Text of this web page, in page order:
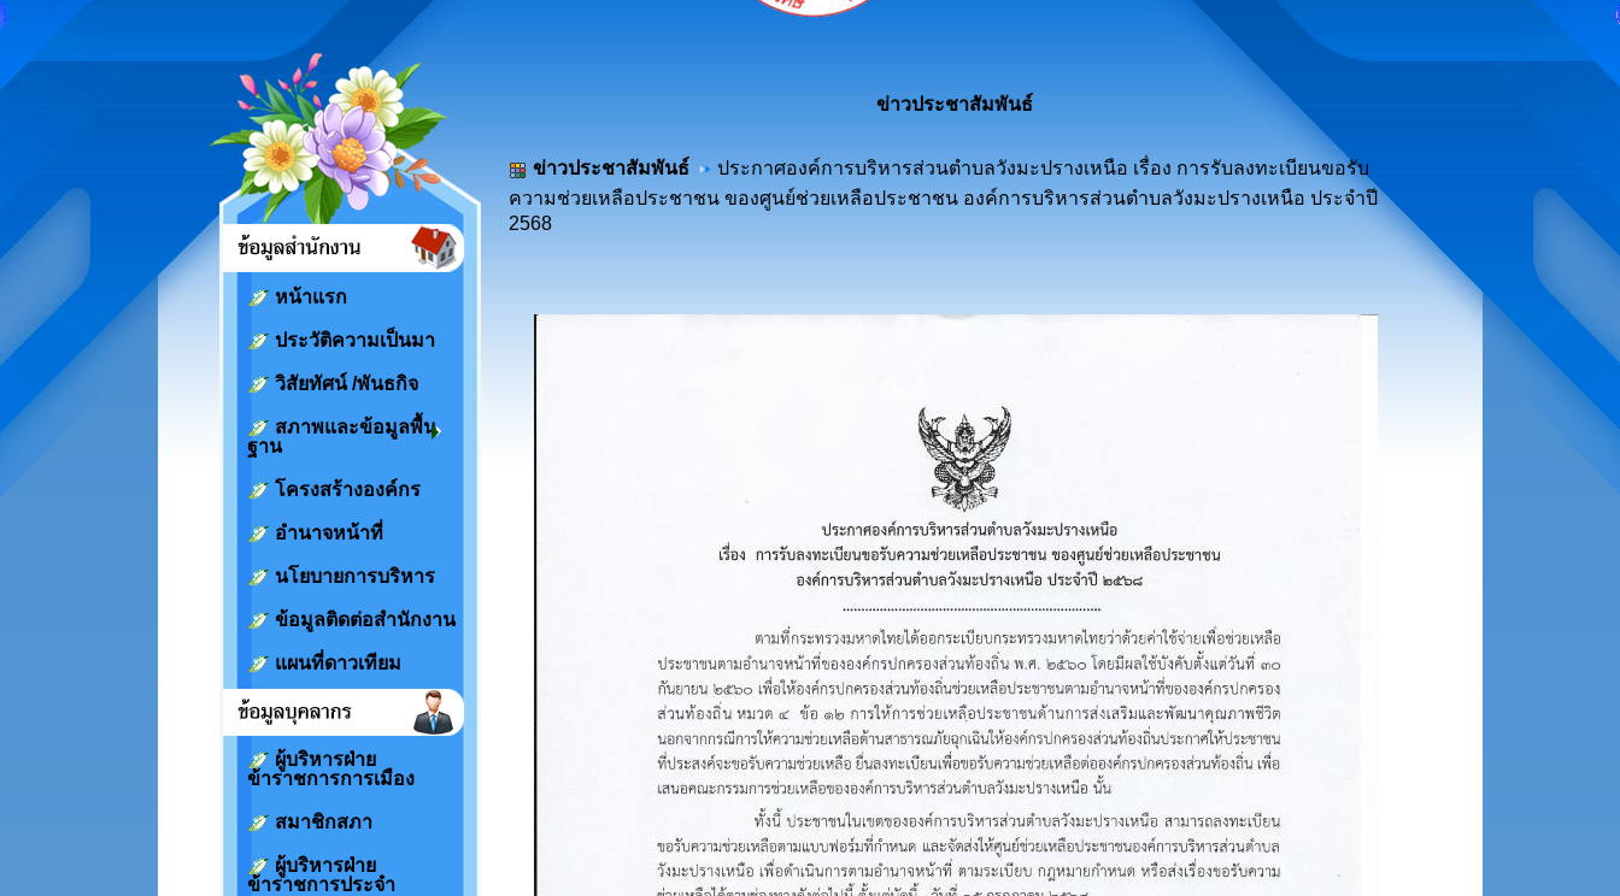
หน้าแรก
ประวัติความเป็นมา
วิสัยทัศน์ /พันธกิจ
สภาพและข้อมูลพื้น
ฐาน
โครงสร้างองค์กร
อำนาจหน้าที่
นโยบายการบริหาร
ข้อมูลติดต่อสำนักงาน
แผนที่ดาวเทียม
ผู้บริหารฝ่าย
ข้าราชการการเมือง
สมาชิกสภา
ผู้บริหารฝ่าย
ข้าราชการประจำ
ข่าวประชาสัมพันธ์
ข่าวประชาสัมพันธ์
ประกาศองค์การบริหารส่วนตำบลวังมะปรางเหนือ เรื่อง การรับลงทะเบียนขอรับ
ความช่วยเหลือประชาชน ของศูนย์ช่วยเหลือประชาชน องค์การบริหารส่วนตำบลวังมะปรางเหนือ ประจำปี
2568